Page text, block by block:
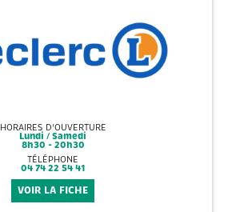
HORAIRES D'OUVERTURE
Lundi / Samedi
8h30 - 20h30
TÉLÉPHONE
04 74 22 54 41
VOIR LA FICHE